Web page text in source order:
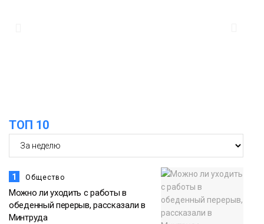
Новости
ТОП 10
1 Общество
Можно ли уходить с работы в
обеденный перерыв, рассказали в
Минтруда